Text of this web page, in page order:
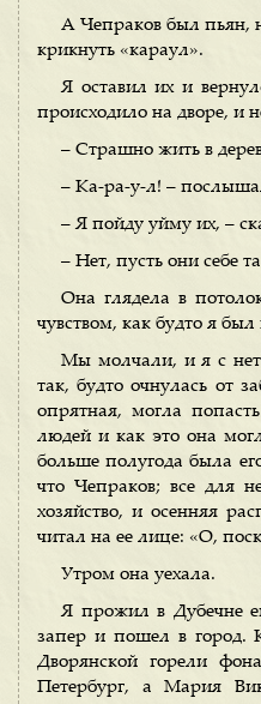
А Чепраков был пьян,
крикнуть «караул».
Я оставил их и
происходило на дворе, и
– Страшно жить в
– Ка-ра-у-л! –
– Я пойду уйму их, –
– Нет, пусть они себе
Она глядела в
чувством, как будто я
Мы молчали, и я с
так, будто очнулась от
опрятная, могла
людей и как это она
больше полугода была
что Чепраков; все для
хозяйство, и осенняя
читал на ее лице: «О,
Утром она уехала.
Я прожил в Дубечне
запер и пошел в город.
Дворянской горели
Петербург, а Мария